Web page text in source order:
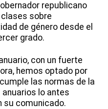
republicano
clases sobre
de género desde el
grado.
con un fuerte
hemos optado por
las normas de la
lo antes
su comunicado.